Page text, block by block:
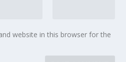
website in this browser for the